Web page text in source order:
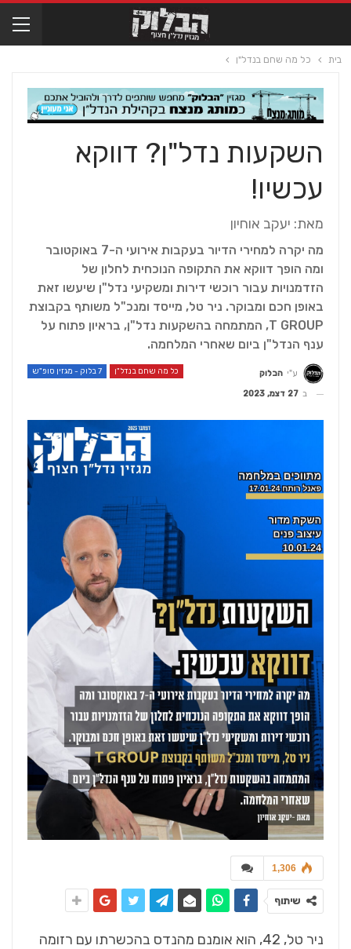
בית כל מה שחם בנדל"ן
השקעות נדל"ן? דווקא
עכשיו!
מאת: יעקב אוחיון
מה יקרה למחירי הדיור בעקבות אירועי ה-7 באוקטובר
ומה הופך דווקא את התקופה הנוכחית לחלון של
הזדמנויות עבור רוכשי דירות ומשקיעי נדל"ן שיעשו זאת
באופן חכם ומבוקר. ניר טל, מייסד ומנכ"ל משותף בקבוצת
T GROUP, המתמחה בהשקעות נדל"ן, בראיון פתוח על
ענף הנדל"ן ביום שאחרי המלחמה.
כל מה שחם בנדל"ן 7 בלוק - מגזין סופ"ש ע"י הבלוק
ב 27 דצמ, 2023
1,306
שיתוף
ניר טל, 42, הוא אומנם מהנדס בהכשרתו עם רזומה